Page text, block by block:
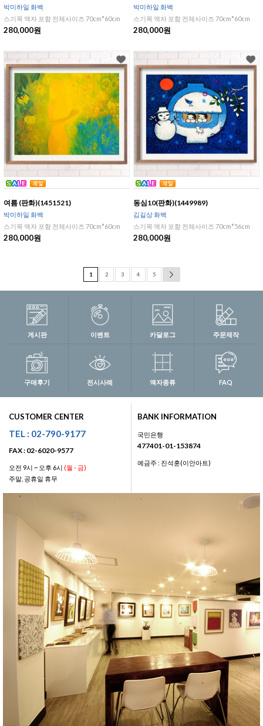
박미하일 화백
스기목 액자 포함 전체사이즈 70cm*60cm
280,000원
박미하일 화백
스기목 액자 포함 전체사이즈 70cm*60cm
280,000원
여름 (판화)(1451521)
박미하일 화백
스기목 액자 포함 전체사이즈 70cm*60cm
280,000원
동심10(판화)(1449989)
김길상 화백
스기목 액자 포함 전체사이즈 70cm*56cm
280,000원
1 2 3 4 5
게시판 이벤트 카달로그 주문제작
구매후기 전시사례 액자종류 FAQ
CUSTOMER CENTER
TEL : 02-790-9177
FAX : 02-6020-9577
오전 9시 ~ 오후 6시 (월 - 금)
주말, 공휴일 휴무
BANK INFORMATION
국민은행
477401-01-153874
예금주 : 진석훈(이안아트)